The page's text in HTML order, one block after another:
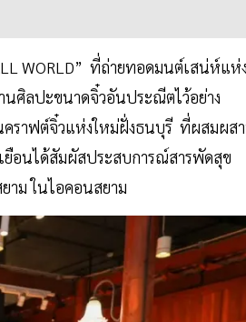
WORLD” ที่ถ่ายทอดมนต์เสน่ห์แห่
นศิลปะขนาดจิ๋วอันประณีตไว้อย่าง
คราฟต์จิ๋วแห่งใหม่ฝั่งธนบุรี ที่ผสมผส
ยือนได้สัมผัสประสบการณ์สารพัดสุข
าม ในไอคอนสยาม